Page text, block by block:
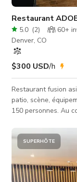
Restaurant
5.0 (2) 60+
Denver, CO
$300 USD/h
Restaurant fusion
patio, scène,
150 personnes. Au
places de parking.
SUPERHÔTE